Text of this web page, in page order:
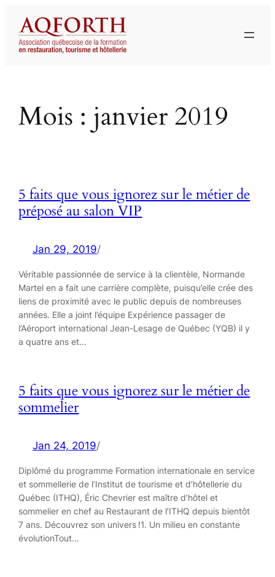
contenu
Mois : janvier 2019
5 faits que vous ignorez sur le métier de
préposé au salon VIP
Jan 29, 2019/
Véritable passionnée de service à la clientèle, Normande
Martel en a fait une carrière complète, puisqu’elle crée des
liens de proximité avec le public depuis de nombreuses
années. Elle a joint l’équipe Expérience passager de
l’Aéroport international Jean-Lesage de Québec (YQB) il y
a quatre ans et…
5 faits que vous ignorez sur le métier de
sommelier
Jan 24, 2019/
Diplômé du programme Formation internationale en service
et sommellerie de l’Institut de tourisme et d’hôtellerie du
Québec (ITHQ), Éric Chevrier est maître d’hôtel et
sommelier en chef au Restaurant de l’ITHQ depuis bientôt
7 ans. Découvrez son univers !1. Un milieu en constante
évolutionTout…